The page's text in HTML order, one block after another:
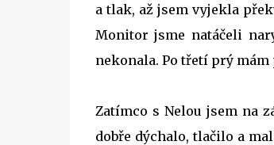
a tlak, až jsem vyjekla
Monitor jsme natáčeli
nekonala. Po třetí prý mám
Zatímco s Nelou jsem na
dobře dýchalo, tlačilo a